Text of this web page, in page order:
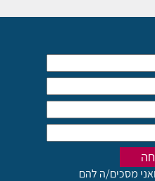
מסכים/ה להם